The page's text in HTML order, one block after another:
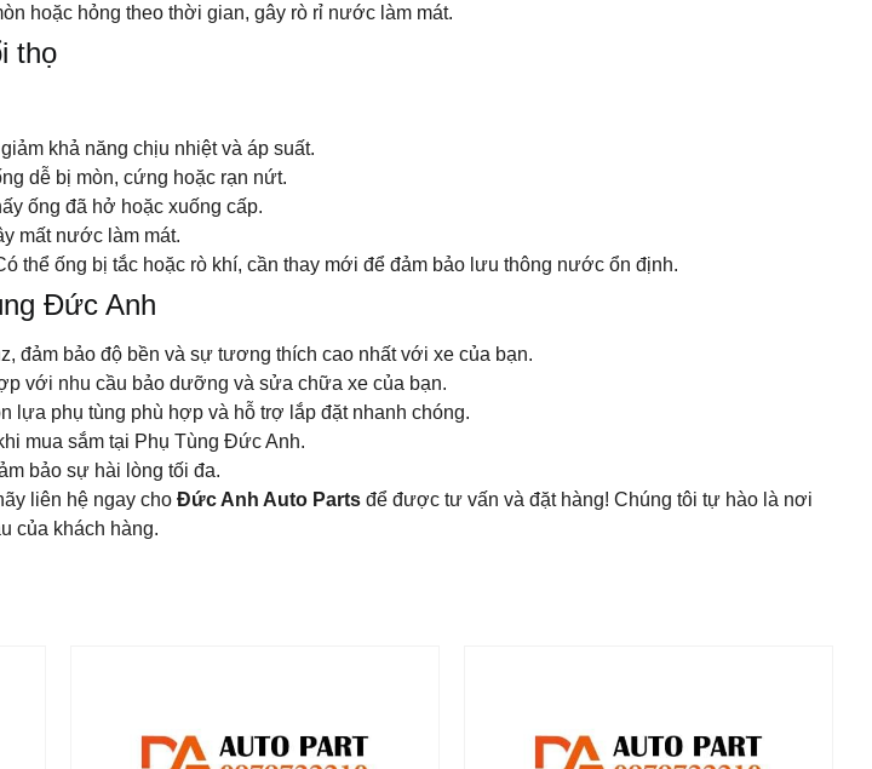
hoặc hỏng theo thời gian, gây rò rỉ nước làm mát.
thọ
khả năng chịu nhiệt và áp suất.
dễ bị mòn, cứng hoặc rạn nứt.
ống đã hở hoặc xuống cấp.
mất nước làm mát.
thể ống bị tắc hoặc rò khí, cần thay mới để đảm bảo lưu thông nước ổn định.
Đức Anh
đảm bảo độ bền và sự tương thích cao nhất với xe của bạn.
với nhu cầu bảo dưỡng và sửa chữa xe của bạn.
lựa phụ tùng phù hợp và hỗ trợ lắp đặt nhanh chóng.
mua sắm tại Phụ Tùng Đức Anh.
bảo sự hài lòng tối đa.
liên hệ ngay cho Đức Anh Auto Parts để được tư vấn và đặt hàng! Chúng tôi tự hào là nơi
của khách hàng.